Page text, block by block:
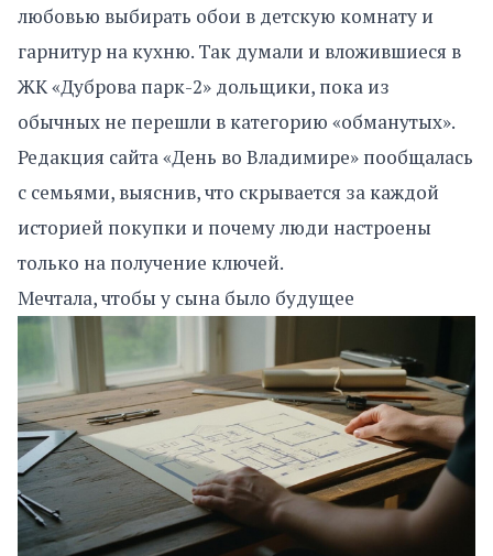
любовью выбирать обои в детскую комнату и
гарнитур на кухню. Так думали и вложившиеся в
ЖК «Дуброва парк-2» дольщики, пока из
обычных не перешли в категорию «обманутых».
Редакция сайта «День во Владимире» пообщалась
с семьями, выяснив, что скрывается за каждой
историей покупки и почему люди настроены
только на получение ключей.
Мечтала, чтобы у сына было будущее